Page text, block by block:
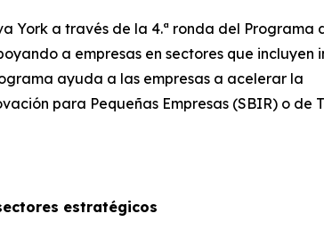
York a través de la 4.ª ronda del Programa
a empresas en sectores que incluyen
ayuda a las empresas a acelerar la
para Pequeñas Empresas (SBIR) o de
estratégicos